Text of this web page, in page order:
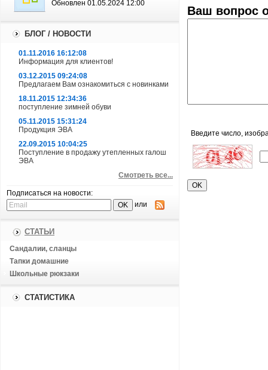
Обновлен 01.05.2024 12:00
БЛОГ / НОВОСТИ
01.11.2016 16:12:08
Информация для клиентов!
03.12.2015 09:24:08
Предлагаем Вам ознакомиться с новинками
18.11.2015 12:34:36
поступление зимней обуви
05.11.2015 15:31:24
Продукция ЭВА
22.09.2015 10:04:25
Поступление в продажу утепленных галош
ЭВА
Смотреть все...
Подписаться на новости:
или
СТАТЬИ
Сандалии, сланцы
Тапки домашние
Школьные рюкзаки
СТАТИСТИКА
Ваш вопрос
Введите число,